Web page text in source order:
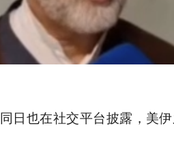
日也在社交平台披露，美